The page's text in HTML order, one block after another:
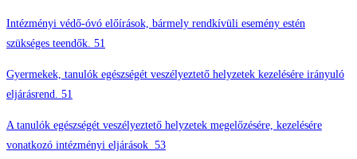
Intézményi védő-óvó előírások, bármely rendkívüli esemény estén
szükséges teendők. 51
Gyermekek, tanulók egészségét veszélyeztető helyzetek kezelésére irányuló
eljárásrend. 51
A tanulók egészségét veszélyeztető helyzetek megelőzésére, kezelésére
vonatkozó intézményi eljárások 53